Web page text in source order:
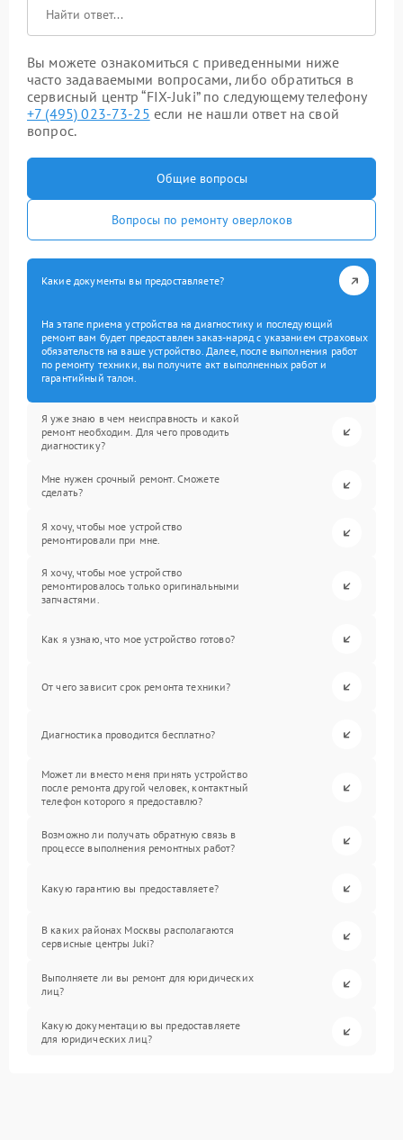
Вы можете ознакомиться с приведенными ниже
часто задаваемыми вопросами, либо обратиться в
сервисный центр “FIX-Juki” по следующему телефону
+7 (495) 023-73-25 если не нашли ответ на свой
вопрос.
Общие вопросы
Вопросы по ремонту оверлоков
Какие документы вы предоставляете?
На этапе приема устройства на диагностику и последующий
ремонт вам будет предоставлен заказ-наряд с указанием страховых
обязательств на ваше устройство. Далее, после выполнения работ
по ремонту техники, вы получите акт выполненных работ и
гарантийный талон.
Я уже знаю в чем неисправность и какой
ремонт необходим. Для чего проводить
диагностику?
Мне нужен срочный ремонт. Сможете
сделать?
Я хочу, чтобы мое устройство
ремонтировали при мне.
Я хочу, чтобы мое устройство
ремонтировалось только оригинальными
запчастями.
Как я узнаю, что мое устройство готово?
От чего зависит срок ремонта техники?
Диагностика проводится бесплатно?
Может ли вместо меня принять устройство
после ремонта другой человек, контактный
телефон которого я предоставлю?
Возможно ли получать обратную связь в
процессе выполнения ремонтных работ?
Какую гарантию вы предоставляете?
В каких районах Москвы располагаются
сервисные центры Juki?
Выполняете ли вы ремонт для юридических
лиц?
Какую документацию вы предоставляете
для юридических лиц?